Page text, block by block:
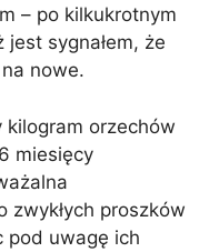
– po kilkukrotnym
sygnałem, że
nowe.
orzechów
miesięcy
zwykłych proszków
pod uwagę ich